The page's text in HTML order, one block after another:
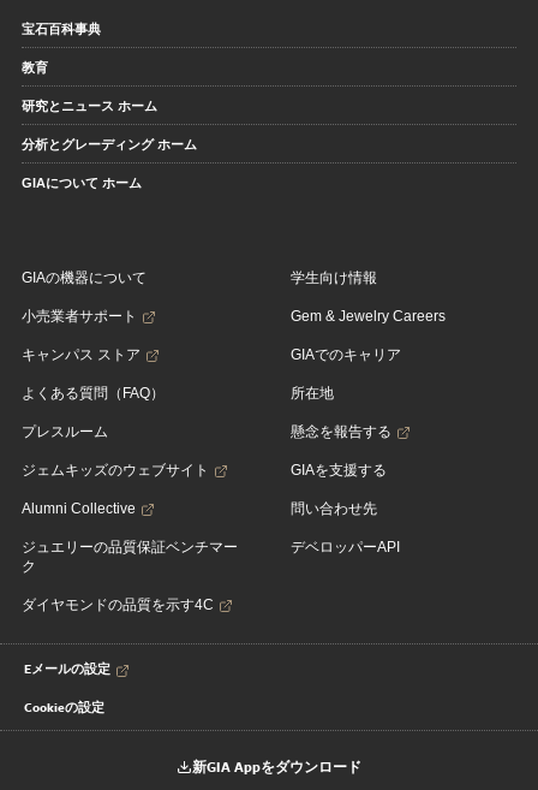
宝石百科事典
教育
研究とニュース ホーム
分析とグレーディング ホーム
GIAについて ホーム
GIAの機器について
小売業者サポート
キャンパス ストア
よくある質問（FAQ）
プレスルーム
ジェムキッズのウェブサイト
Alumni Collective
ジュエリーの品質保証ベンチマー
ク
ダイヤモンドの品質を示す4C
学生向け情報
Gem & Jewelry Careers
GIAでのキャリア
所在地
懸念を報告する
GIAを支援する
問い合わせ先
デベロッパーAPI
Eメールの設定
Cookieの設定
新GIA Appをダウンロード